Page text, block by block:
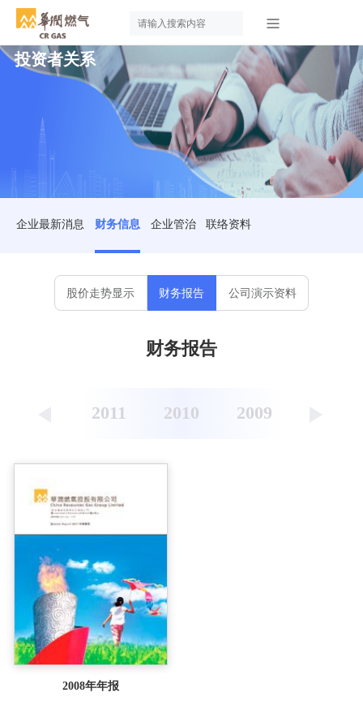
投资者关系
企业最新消息 财务信息 企业管治 联络资料
股价走势显示 财务报告 公司演示资料
财务报告
2011 2010 2009
2008年年报